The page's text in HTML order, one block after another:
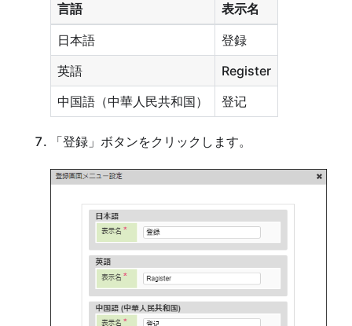
言語
表示名
日本語
登録
英語
Register
中国語（中華人民共和国）
登记
「登録」ボタンをクリックします。